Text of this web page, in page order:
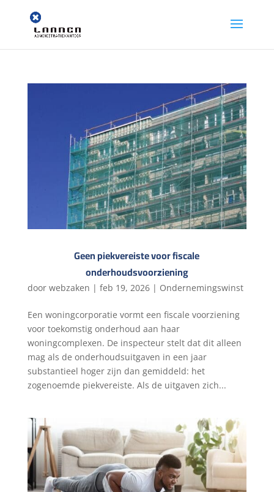
Geen piekvereiste voor fiscale
onderhoudsvoorziening
door webzaken | feb 19, 2026| Ondernemingswinst
Een woningcorporatie vormt een fiscale voorziening
voor toekomstig onderhoud aan haar
woningcomplexen. De inspecteur stelt dat dit alleen
mag als de onderhoudsuitgaven in een jaar
substantieel hoger zijn dan gemiddeld: het
zogenoemde piekvereiste. Als de uitgaven zich...